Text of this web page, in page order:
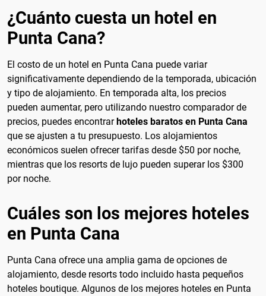
¿Cuánto cuesta un hotel en
Punta Cana?
El costo de un hotel en Punta Cana puede variar
significativamente dependiendo de la temporada, ubicación
y tipo de alojamiento. En temporada alta, los precios
pueden aumentar, pero utilizando nuestro comparador de
precios, puedes encontrarhoteles baratos en Punta Cana
que se ajusten a tu presupuesto. Los alojamientos
económicos suelen ofrecer tarifas desde $50 por noche,
mientras que los resorts de lujo pueden superar los $300
por noche.
Cuáles son los mejores hoteles
en Punta Cana
Punta Cana ofrece una amplia gama de opciones de
alojamiento, desde resorts todo incluido hasta pequeños
hoteles boutique. Algunos de los mejores hoteles en Punta